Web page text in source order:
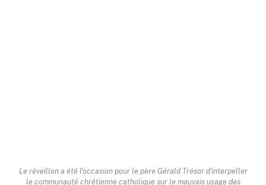
Le réveillon a été l'occasion pour le père Gérald Trésor d'interpeller
le communauté chrétienne catholique sur le mauvais usage des